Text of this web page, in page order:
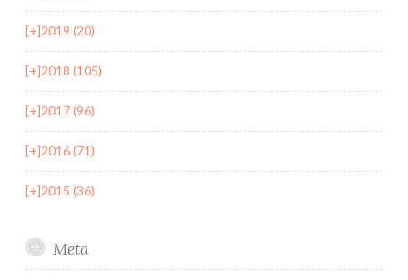
[+]2019 (20)
[+]2018 (105)
[+]2017 (96)
[+]2016 (71)
[+]2015 (36)
Meta